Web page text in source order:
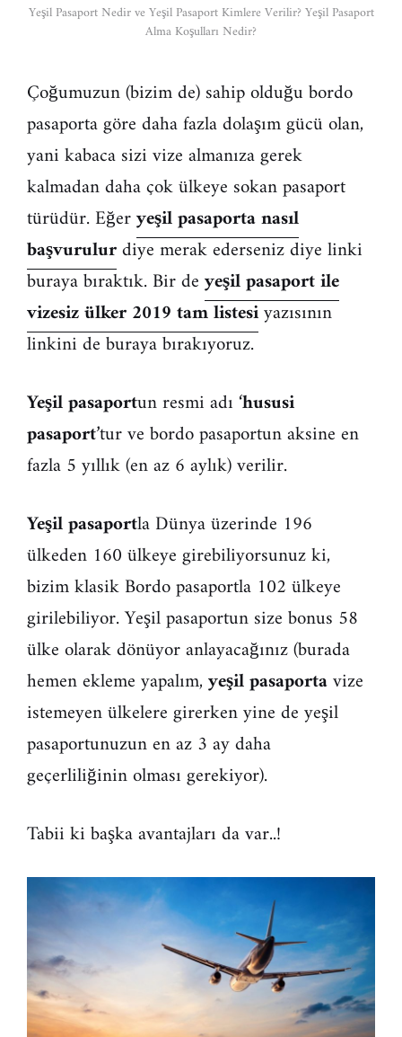
Yeşil Pasaport Nedir ve Yeşil Pasaport Kimlere Verilir? Yeşil Pasaport
Alma Koşulları Nedir?
Çoğumuzun (bizim de) sahip olduğu bordo
pasaporta göre daha fazla dolaşım gücü olan,
yani kabaca sizi vize almanıza gerek
kalmadan daha çok ülkeye sokan pasaport
türüdür. Eğeryeşil pasaporta nasıl
başvurulurdiye merak ederseniz diye linki
buraya bıraktık. Bir deyeşil pasaport ile
vizesiz ülker 2019 tam listesiyazısının
linkini de buraya bırakıyoruz.
Yeşil pasaportun resmi adı ‘hususi
pasaport’tur ve bordo pasaportun aksine en
fazla 5 yıllık (en az 6 aylık) verilir.
Yeşil pasaportla Dünya üzerinde 196
ülkeden 160 ülkeye girebiliyorsunuz ki,
bizim klasik Bordo pasaportla 102 ülkeye
girilebiliyor. Yeşil pasaportun size bonus 58
ülke olarak dönüyor anlayacağınız (burada
hemen ekleme yapalım,yeşil pasaportavize
istemeyen ülkelere girerken yine de yeşil
pasaportunuzun en az 3 ay daha
geçerliliğinin olması gerekiyor).
Tabii ki başka avantajları da var..!